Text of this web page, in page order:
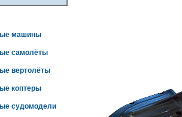
машины
самолёты
вертолёты
коптеры
судомодели